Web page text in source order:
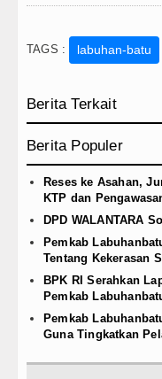
TAGS : labuhan-batu
Berita Terkait
Berita Populer
Reses ke Asahan,
KTP dan
DPD WALANTARA
Pemkab
Tentang Kekerasan
BPK RI Serahkan
Pemkab
Pemkab
Guna Tingkatkan